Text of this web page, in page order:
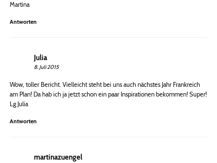
Martina
Antworten
Julia
8. Juli 2015
Wow, toller Bericht. Vielleicht steht bei uns auch nächstes Jahr Frankreich
am Plan! Da hab ich ja jetzt schon ein paar Inspirationen bekommen! Super!
Lg Julia
Antworten
martinazuengel